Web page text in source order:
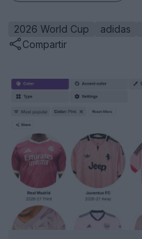
2026 World Cup adidas
Compartir